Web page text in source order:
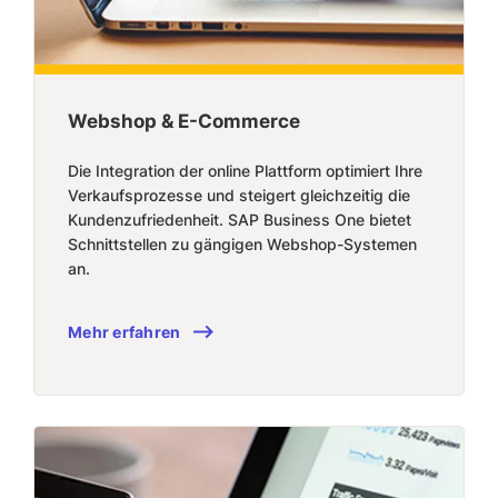
Webshop & E-Commerce
Die Integration der online Plattform optimiert Ihre
Verkaufsprozesse und steigert gleichzeitig die
Kundenzufriedenheit. SAP Business One bietet
Schnittstellen zu gängigen Webshop-Systemen
an.
Mehr erfahren